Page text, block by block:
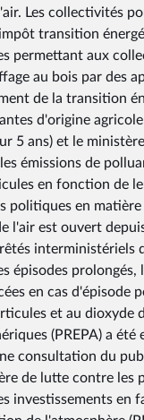
Les collectivités
transition
permettant aux
au bois par des
de la transition
d'origine
5 ans) et le
émissions de
en fonction de
en
l'air est ouvert
interministériels
épisodes
en cas d'épisode
et au dioxyde
(PREPA) a été
consultation du
de lutte contre les
investissements en